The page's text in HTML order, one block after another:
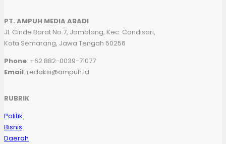
PT. AMPUH MEDIA ABADI
Jl. Cinde Barat No.7, Jomblang, Kec. Candisari,
Kota Semarang, Jawa Tengah 50256
Phone: +62 882-0039-71077
Email: redaksi@ampuh.id
RUBRIK
Politik
Bisnis
Daerah